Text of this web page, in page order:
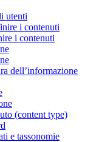
utenti
i contenuti
i contenuti
dell’informazione
(content type)
e tassonomie